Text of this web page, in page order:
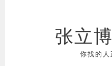
张立
你找的